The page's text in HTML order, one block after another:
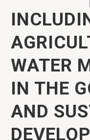
WATER
IN THE
AND